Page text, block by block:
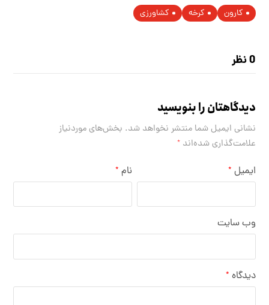
کارون
کرخه کشاورزی
0 نظر
دیدگاهتان را بنویسید
نشانی ایمیل شما منتشر نخواهد شد. بخش‌های موردنیاز
علامت‌گذاری شده‌اند*
نام * ایمیل *
وب‌ سایت
دیدگاه *